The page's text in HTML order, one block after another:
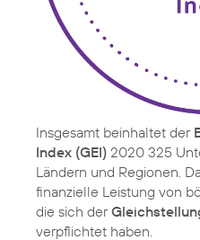
Insgesamt beinhaltet der
Index (GEI) 2020 325
Ländern und Regionen.
finanzielle Leistung von
die sich der
verpflichtet haben.